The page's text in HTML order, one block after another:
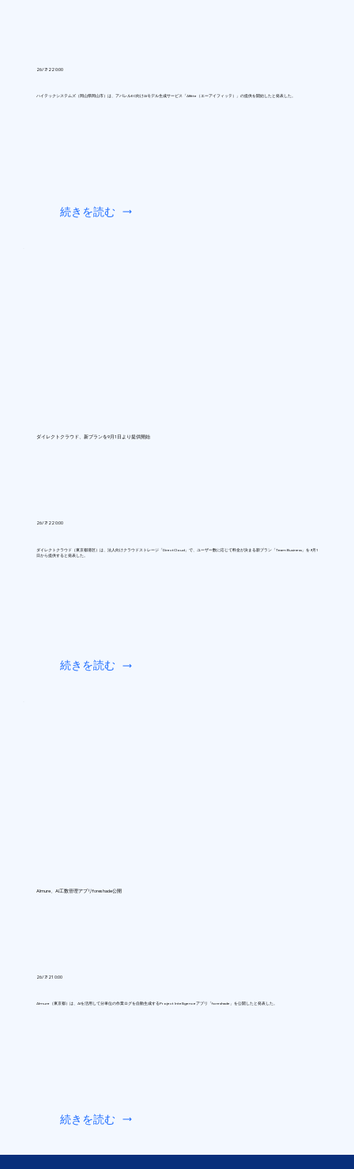
26/7/22 0:00
ハイテックシステムズ（岡山県岡山市）は、アパレルEC向けAIモデル生成サービス「AIfitte（エーアイフィッテ）」の提供を開始したと発表した。
続きを読む
ダイレクトクラウド、新プランを9月1日より提供開始
26/7/22 0:00
ダイレクトクラウド（東京都港区）は、法人向けクラウドストレージ「DirectCloud」で、ユーザー数に応じて料金が決まる新プラン「Team Business」を9月1
日から提供すると発表した。
続きを読む
Almure、AI工数管理アプリforeshade公開
26/7/21 0:00
Almure（東京都）は、AIを活用して分単位の作業ログを自動生成するProject Intelligenceアプリ「foreshade」を公開したと発表した。
続きを読む